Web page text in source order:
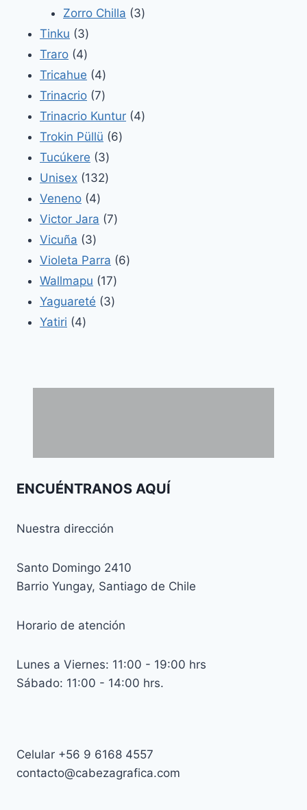
Zorro Chilla 33
Tinku 33
productos
Traro 44
productos
Tricahue 44
productos
Trinacrio 77
productos
Trinacrio Kuntur 44
Trokin Püllü 66
Tucúkere 33
productos
Unisex 132132
Veneno 44
productos
Victor Jara 77
Vicuña 33
productos
Violeta Parra 66
Wallmapu 1717
productos
Yaguareté 33
Yatiri 44
ENCUÉNTRANOS AQUÍ
Nuestra dirección
Santo Domingo 2410
Barrio Yungay, Santiago de Chile
Horario de atención
Lunes a Viernes: 11:00 - 19:00 hrs
Sábado: 11:00 - 14:00 hrs.
Celular +56 9 6168 4557
contacto@cabezagrafica.com